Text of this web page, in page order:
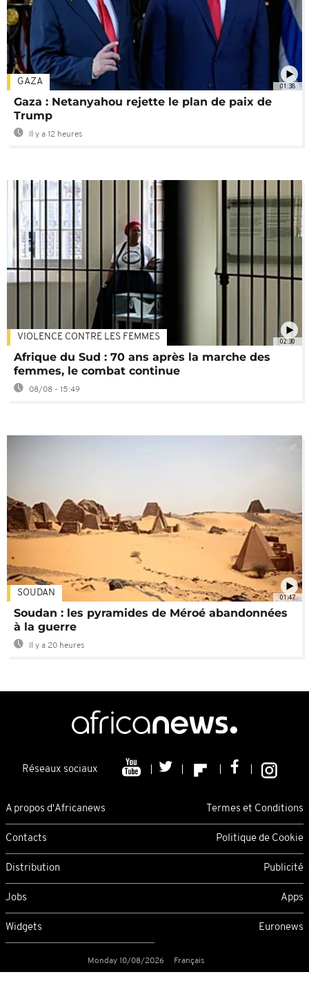
01:38
GAZA
Gaza : Netanyahou rejette le plan de paix de
Trump
Il y a 12 heures
02:30
VIOLENCE CONTRE LES FEMMES
Afrique du Sud : 70 ans après la marche des
femmes, le combat continue
08/08 - 15:49
01:47
SOUDAN
Soudan : les pyramides de Méroé abandonnées
à la guerre
Il y a 20 heures
Réseaux sociaux
A propos d'Africanews Termes et Conditions
Contacts Politique de Cookie
Distribution Publicité
Jobs Apps
Widgets Euronews
Monday 10/08/2026